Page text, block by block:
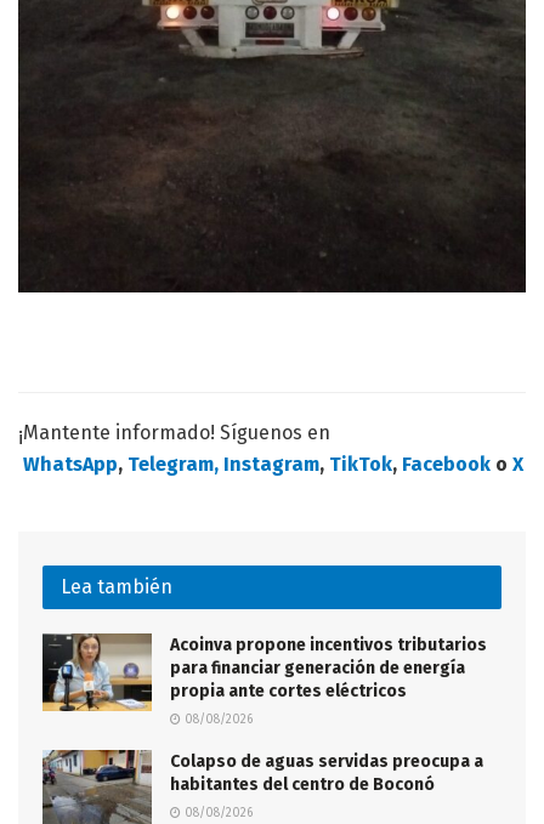
¡Mantente informado! Síguenos en
WhatsApp, Telegram, Instagram, TikTok, Facebook o X
Lea también
Acoinva propone incentivos tributarios
para financiar generación de energía
propia ante cortes eléctricos
08/08/2026
Colapso de aguas servidas preocupa a
habitantes del centro de Boconó
08/08/2026